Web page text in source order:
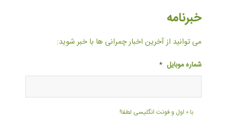
خبرنامه
می توانید از آخرین اخبار چمرانی ها با خبر شوید:
شماره موبایل *
با ۰ اول و فونت انگلیسی لطفا!